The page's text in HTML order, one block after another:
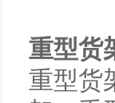
重型货
重型货